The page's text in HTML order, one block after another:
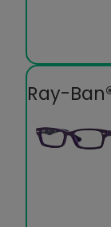
Ray-